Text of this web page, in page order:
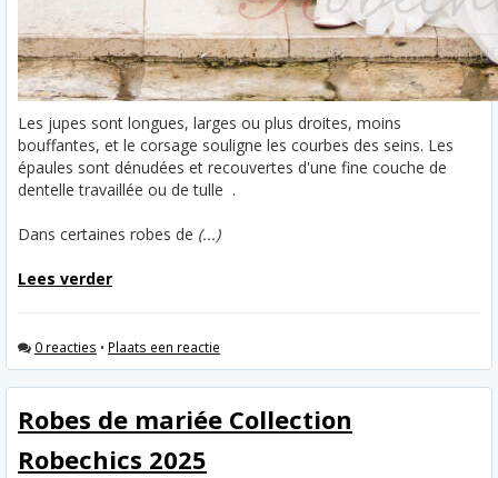
Les jupes sont longues, larges ou plus droites, moins
bouffantes, et le corsage souligne les courbes des seins. Les
épaules sont dénudées et recouvertes d'une fine couche de
dentelle travaillée ou de tulle .
Dans certaines robes de (...)
Lees verder
0 reacties • Plaats een reactie
Robes de mariée Collection
Robechics 2025